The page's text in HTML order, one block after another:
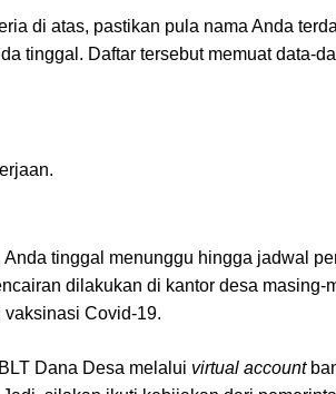
di atas, pastikan pula nama Anda
tinggal. Daftar tersebut memuat data-
tinggal menunggu hingga jadwal
dilakukan di kantor desa masing-
Covid-19.
Dana Desa melalui virtual account